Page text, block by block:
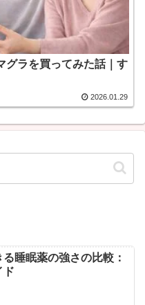
グラを買ってみた話｜す
2026.01.29
睡眠薬の強さの比較：
ド